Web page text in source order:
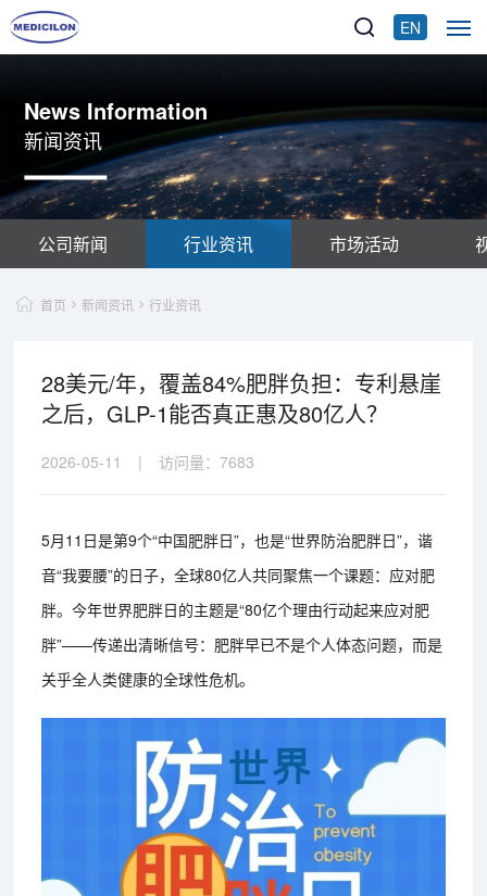
EN
News Information
新闻资讯
公司新闻 行业资讯 市场活动
首页 新闻资讯 行业资讯
28美元/年，覆盖84%肥胖负担：专利悬崖
之后，GLP-1能否真正惠及80亿人？
2026-05-11 | 访问量：7683
5月11日是第9个“中国肥胖日”，也是“世界防治肥胖日”，谐
音“我要腰”的日子，全球80亿人共同聚焦一个课题：应对肥
胖。今年世界肥胖日的主题是“80亿个理由行动起来应对肥
胖”——传递出清晰信号：肥胖早已不是个人体态问题，而是
关乎全人类健康的全球性危机。